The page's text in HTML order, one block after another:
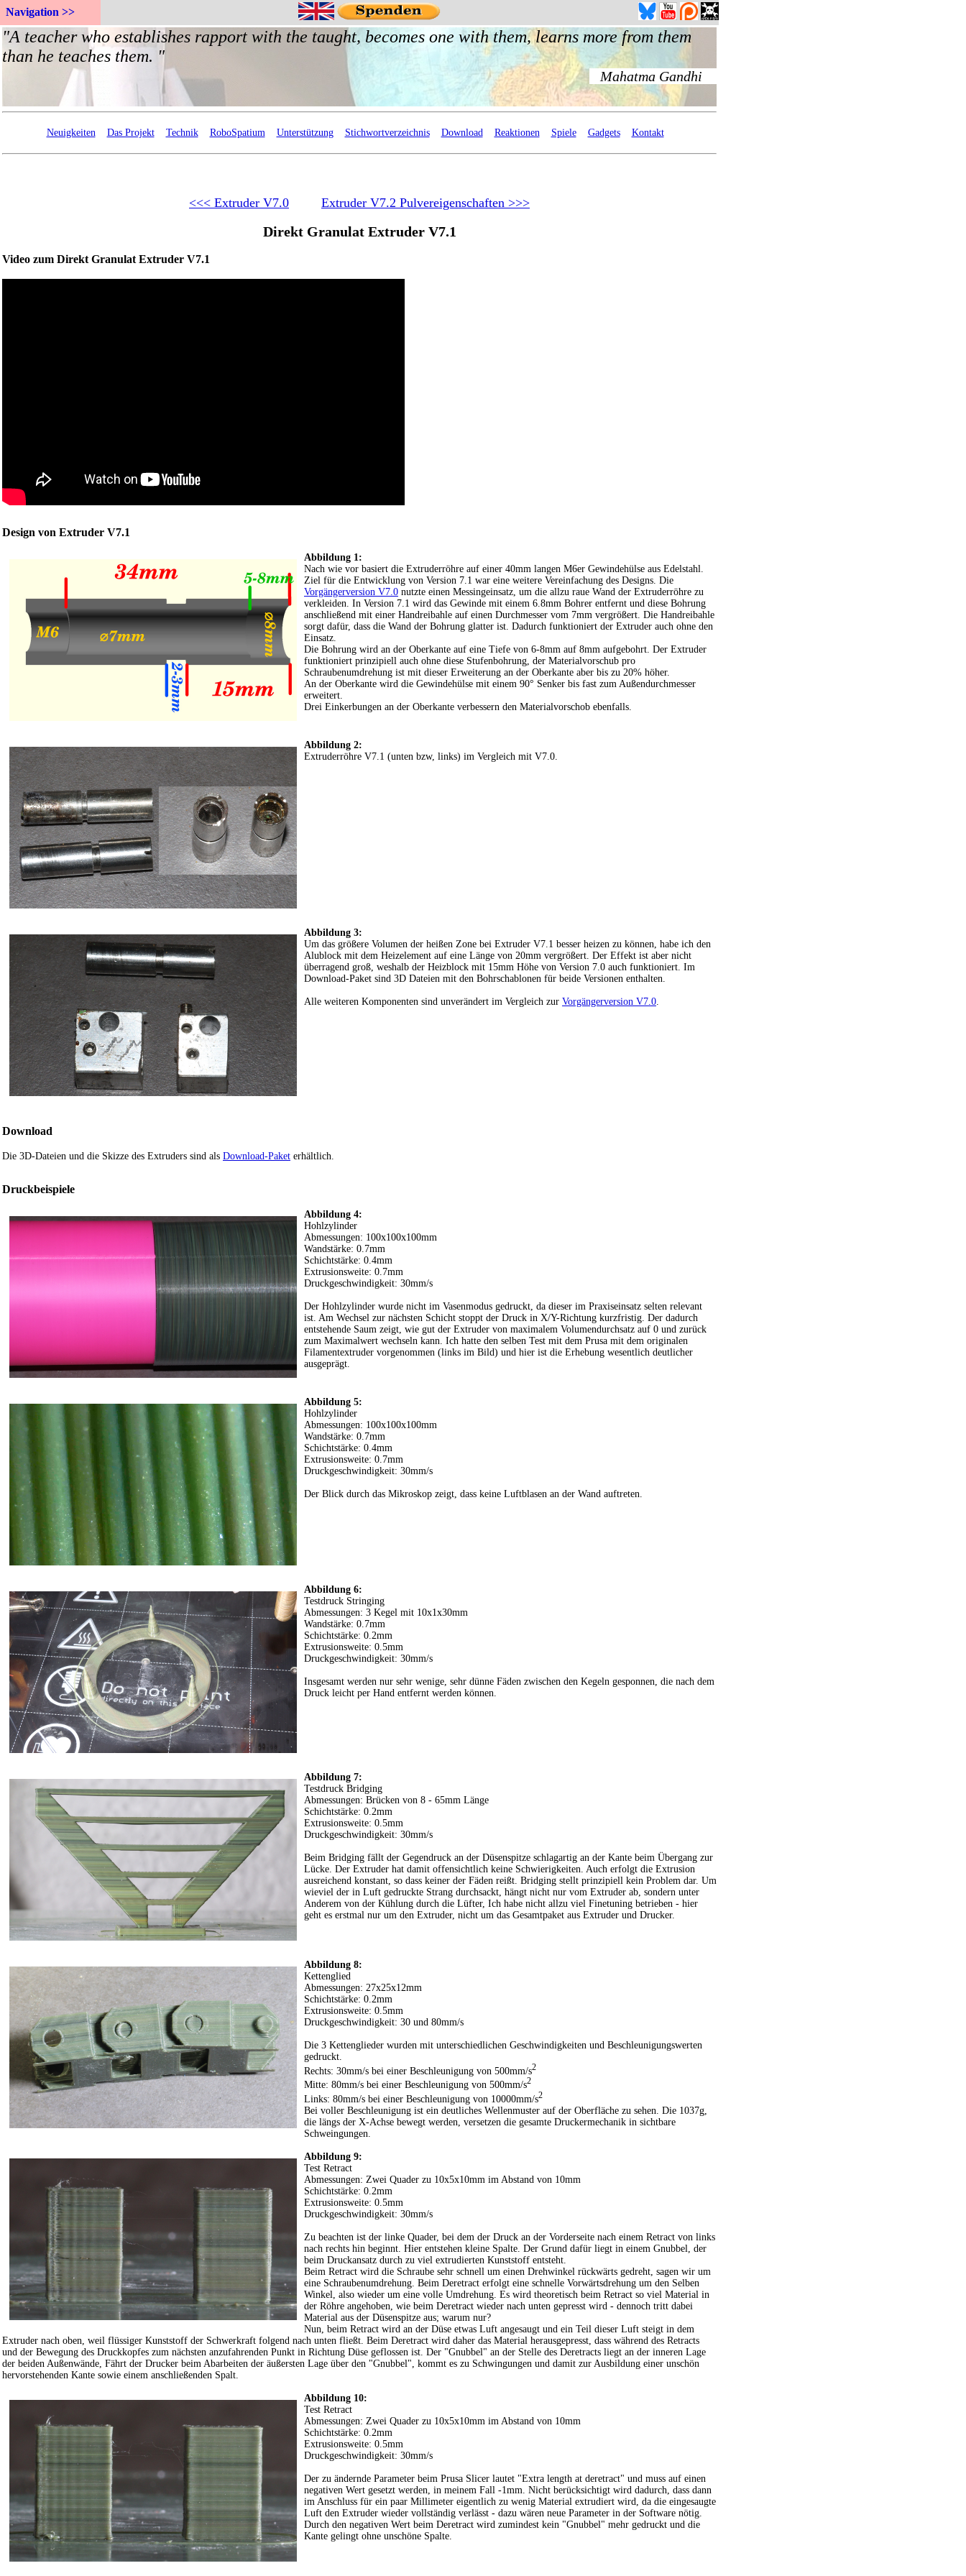
Navigation >>
Neuigkeiten Das Projekt Technik RoboSpatium Unterstützung Stichwortverzeichnis Download Reaktionen Spiele Gadgets Kontakt
<<< Extruder V7.0 Extruder V7.2 Pulvereigenschaften >>>
Direkt Granulat Extruder V7.1
Video zum Direkt Granulat Extruder V7.1
Design von Extruder V7.1
Abbildung 1:
Nach wie vor basiert die Extruderröhre auf einer 40mm langen M6er Gewindehülse aus Edelstahl.
Ziel für die Entwicklung von Version 7.1 war eine weitere Vereinfachung des Designs. Die
Vorgängerversion V7.0 nutzte einen Messingeinsatz, um die allzu raue Wand der Extruderröhre zu
verkleiden. In Version 7.1 wird das Gewinde mit einem 6.8mm Bohrer entfernt und diese Bohrung
anschließend mit einer Handreibahle auf einen Durchmesser vom 7mm vergrößert. Die Handreibahle
sorgt dafür, dass die Wand der Bohrung glatter ist. Dadurch funktioniert der Extruder auch ohne den
Einsatz.
Die Bohrung wird an der Oberkante auf eine Tiefe von 6-8mm auf 8mm aufgebohrt. Der Extruder
funktioniert prinzipiell auch ohne diese Stufenbohrung, der Materialvorschub pro
Schraubenumdrehung ist mit dieser Erweiterung an der Oberkante aber bis zu 20% höher.
An der Oberkante wird die Gewindehülse mit einem 90° Senker bis fast zum Außendurchmesser
erweitert.
Drei Einkerbungen an der Oberkante verbessern den Materialvorschob ebenfalls.
Abbildung 2:
Extruderröhre V7.1 (unten bzw, links) im Vergleich mit V7.0.
Abbildung 3:
Um das größere Volumen der heißen Zone bei Extruder V7.1 besser heizen zu können, habe ich den
Alublock mit dem Heizelement auf eine Länge von 20mm vergrößert. Der Effekt ist aber nicht
überragend groß, weshalb der Heizblock mit 15mm Höhe von Version 7.0 auch funktioniert. Im
Download-Paket sind 3D Dateien mit den Bohrschablonen für beide Versionen enthalten.
Alle weiteren Komponenten sind unverändert im Vergleich zur Vorgängerversion V7.0.
Download
Die 3D-Dateien und die Skizze des Extruders sind als Download-Paket erhältlich.
Druckbeispiele
Abbildung 4:
Hohlzylinder
Abmessungen: 100x100x100mm
Wandstärke: 0.7mm
Schichtstärke: 0.4mm
Extrusionsweite: 0.7mm
Druckgeschwindigkeit: 30mm/s
Der Hohlzylinder wurde nicht im Vasenmodus gedruckt, da dieser im Praxiseinsatz selten relevant
ist. Am Wechsel zur nächsten Schicht stoppt der Druck in X/Y-Richtung kurzfristig. Der dadurch
entstehende Saum zeigt, wie gut der Extruder von maximalem Volumendurchsatz auf 0 und zurück
zum Maximalwert wechseln kann. Ich hatte den selben Test mit dem Prusa mit dem originalen
Filamentextruder vorgenommen (links im Bild) und hier ist die Erhebung wesentlich deutlicher
ausgeprägt.
Abbildung 5:
Hohlzylinder
Abmessungen: 100x100x100mm
Wandstärke: 0.7mm
Schichtstärke: 0.4mm
Extrusionsweite: 0.7mm
Druckgeschwindigkeit: 30mm/s
Der Blick durch das Mikroskop zeigt, dass keine Luftblasen an der Wand auftreten.
Abbildung 6:
Testdruck Stringing
Abmessungen: 3 Kegel mit 10x1x30mm
Wandstärke: 0.7mm
Schichtstärke: 0.2mm
Extrusionsweite: 0.5mm
Druckgeschwindigkeit: 30mm/s
Insgesamt werden nur sehr wenige, sehr dünne Fäden zwischen den Kegeln gesponnen, die nach dem
Druck leicht per Hand entfernt werden können.
Abbildung 7:
Testdruck Bridging
Abmessungen: Brücken von 8 - 65mm Länge
Schichtstärke: 0.2mm
Extrusionsweite: 0.5mm
Druckgeschwindigkeit: 30mm/s
Beim Bridging fällt der Gegendruck an der Düsenspitze schlagartig an der Kante beim Übergang zur
Lücke. Der Extruder hat damit offensichtlich keine Schwierigkeiten. Auch erfolgt die Extrusion
ausreichend konstant, so dass keiner der Fäden reißt. Bridging stellt prinzipiell kein Problem dar. Um
wieviel der in Luft gedruckte Strang durchsackt, hängt nicht nur vom Extruder ab, sondern unter
Anderem von der Kühlung durch die Lüfter, Ich habe nicht allzu viel Finetuning betrieben - hier
geht es erstmal nur um den Extruder, nicht um das Gesamtpaket aus Extruder und Drucker.
Abbildung 8:
Kettenglied
Abmessungen: 27x25x12mm
Schichtstärke: 0.2mm
Extrusionsweite: 0.5mm
Druckgeschwindigkeit: 30 und 80mm/s
Die 3 Kettenglieder wurden mit unterschiedlichen Geschwindigkeiten und Beschleunigungswerten
gedruckt.
Rechts: 30mm/s bei einer Beschleunigung von 500mm/s2
Mitte: 80mm/s bei einer Beschleunigung von 500mm/s2
Links: 80mm/s bei einer Beschleunigung von 10000mm/s2
Bei voller Beschleunigung ist ein deutliches Wellenmuster auf der Oberfläche zu sehen. Die 1037g,
die längs der X-Achse bewegt werden, versetzen die gesamte Druckermechanik in sichtbare
Schweingungen.
Abbildung 9:
Test Retract
Abmessungen: Zwei Quader zu 10x5x10mm im Abstand von 10mm
Schichtstärke: 0.2mm
Extrusionsweite: 0.5mm
Druckgeschwindigkeit: 30mm/s
Zu beachten ist der linke Quader, bei dem der Druck an der Vorderseite nach einem Retract von links
nach rechts hin beginnt. Hier entstehen kleine Spalte. Der Grund dafür liegt in einem Gnubbel, der
beim Druckansatz durch zu viel extrudierten Kunststoff entsteht.
Beim Retract wird die Schraube sehr schnell um einen Drehwinkel rückwärts gedreht, sagen wir um
eine Schraubenumdrehung. Beim Deretract erfolgt eine schnelle Vorwärtsdrehung um den Selben
Winkel, also wieder um eine volle Umdrehung. Es wird theoretisch beim Retract so viel Material in
der Röhre angehoben, wie beim Deretract wieder nach unten gepresst wird - dennoch tritt dabei
Material aus der Düsenspitze aus; warum nur?
Nun, beim Retract wird an der Düse etwas Luft angesaugt und ein Teil dieser Luft steigt in dem
Extruder nach oben, weil flüssiger Kunststoff der Schwerkraft folgend nach unten fließt. Beim Deretract wird daher das Material herausgepresst, dass während des Retracts
und der Bewegung des Druckkopfes zum nächsten anzufahrenden Punkt in Richtung Düse geflossen ist. Der "Gnubbel" an der Stelle des Deretracts liegt an der inneren Lage
der beiden Außenwände, Fährt der Drucker beim Abarbeiten der äußersten Lage über den "Gnubbel", kommt es zu Schwingungen und damit zur Ausbildung einer unschön
hervorstehenden Kante sowie einem anschließenden Spalt.
Abbildung 10:
Test Retract
Abmessungen: Zwei Quader zu 10x5x10mm im Abstand von 10mm
Schichtstärke: 0.2mm
Extrusionsweite: 0.5mm
Druckgeschwindigkeit: 30mm/s
Der zu ändernde Parameter beim Prusa Slicer lautet "Extra length at deretract" und muss auf einen
negativen Wert gesetzt werden, in meinem Fall -1mm. Nicht berücksichtigt wird dadurch, dass dann
im Anschluss für ein paar Millimeter eigentlich zu wenig Material extrudiert wird, da die eingesaugte
Luft den Extruder wieder vollständig verlässt - dazu wären neue Parameter in der Software nötig.
Durch den negativen Wert beim Deretract wird zumindest kein "Gnubbel" mehr gedruckt und die
Kante gelingt ohne unschöne Spalte.